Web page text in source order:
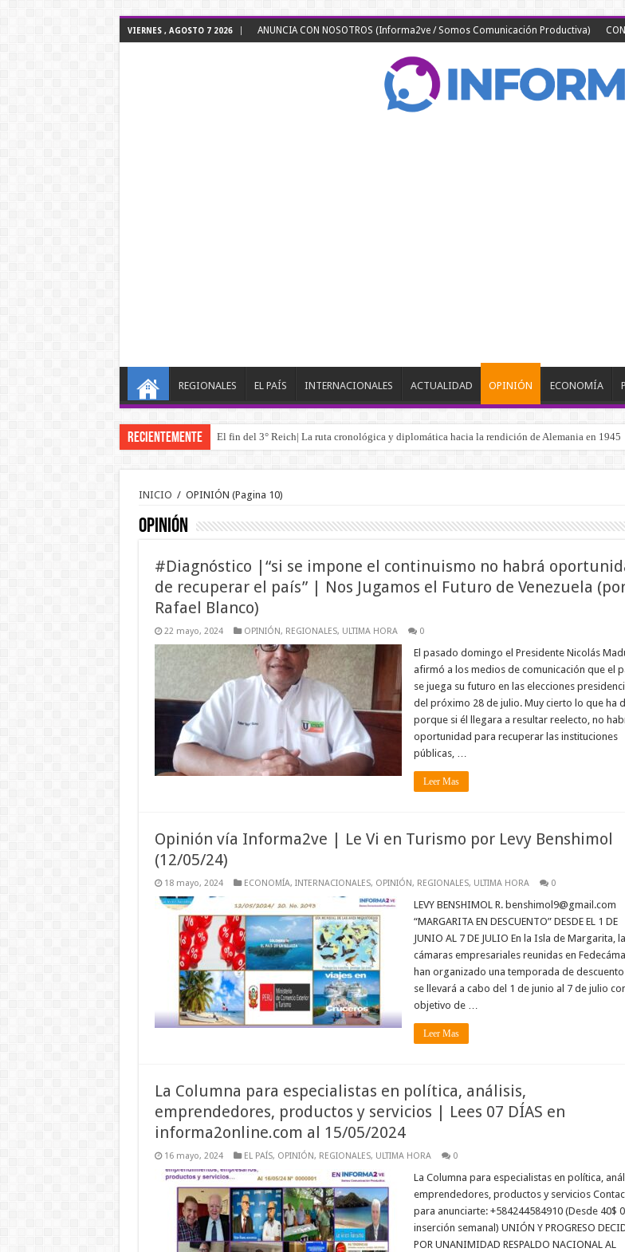
VIERNES , AGOSTO 7 2026 ANUNCIA CON NOSOTROS (Informa2ve / Somos Comunicación Productiva)
REGIONALES EL PAÍS INTERNACIONALES ACTUALIDAD OPINIÓN ECONOMÍA
RECIENTEMENTE El fin del 3° Reich| La ruta cronológica y diplomática hacia la rendición de Alemania en 1945
Desborde migratorio en Ceuta y Melilla desata despliegue conjunto militar y policial urgente,
INICIO / OPINIÓN (Pagina 10)
OPINIÓN
#Diagnóstico |“si se impone el continuismo no habrá
de recuperar el país” | Nos Jugamos el Futuro de Venezuela
Rafael Blanco)
22 mayo, 2024 OPINIÓN, REGIONALES, ULTIMA HORA 0
El pasado domingo el Presidente Nicolás
afirmó a los medios de comunicación que el
se juega su futuro en las elecciones
del próximo 28 de julio. Muy cierto lo que ha
porque si él llegara a resultar reelecto, no
oportunidad para recuperar las instituciones
públicas, …
Leer Mas
Opinión vía Informa2ve | Le Vi en Turismo por Levy Benshimol
(12/05/24)
18 mayo, 2024 ECONOMÍA, INTERNACIONALES, OPINIÓN, REGIONALES, ULTIMA HORA 0
LEVY BENSHIMOL R. benshimol9@gmail.com
“MARGARITA EN DESCUENTO” DESDE EL 1 DE
JUNIO AL 7 DE JULIO En la Isla de Margarita,
cámaras empresariales reunidas en
han organizado una temporada de
se llevará a cabo del 1 de junio al 7 de julio
objetivo de …
Leer Mas
La Columna para especialistas en política, análisis,
emprendedores, productos y servicios | Lees 07 DÍAS en
informa2online.com al 15/05/2024
16 mayo, 2024 EL PAÍS, OPINIÓN, REGIONALES, ULTIMA HORA 0
La Columna para especialistas en política,
emprendedores, productos y servicios
para anunciarte: +584244584910 (Desde 40$
inserción semanal) UNIÓN Y PROGRESO
POR UNANIMIDAD RESPALDO NACIONAL AL